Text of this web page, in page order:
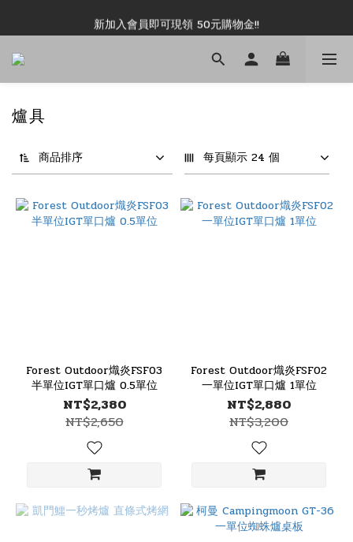
新加入會員即可現領 50元購物金!!
新加入會員即可現領 50元購物金!!
推薦好友露坑無上限領購物金!!
爐具
商品排序 每頁顯示 24 個
Forest Outdoor熾炎FSF03
半單位IGT單口爐 0.5單位
NT$2,380
NT$2,650
Forest Outdoor熾炎FSF02
一單位IGT單口爐 1單位
NT$2,880
NT$3,200